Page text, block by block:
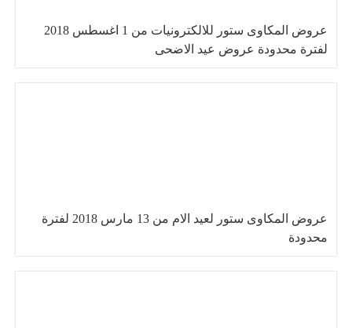
عروض المكاوى ستور للالكترونيات من 1 اغسطس 2018
لفترة محدودة عروض عيد الاضحى
عروض المكاوى ستور لعيد الام من 13 مارس 2018 لفترة
محدودة